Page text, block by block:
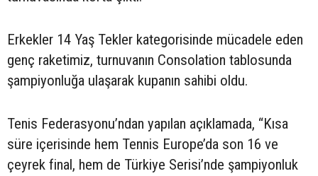
Erkekler 14 Yaş Tekler kategorisinde mücadele eden
genç raketimiz, turnuvanın Consolation tablosunda
şampiyonluğa ulaşarak kupanın sahibi oldu.
Tenis Federasyonu’ndan yapılan açıklamada, “Kısa
süre içerisinde hem Tennis Europe’da son 16 ve
çeyrek final, hem de Türkiye Serisi’nde şampiyonluk